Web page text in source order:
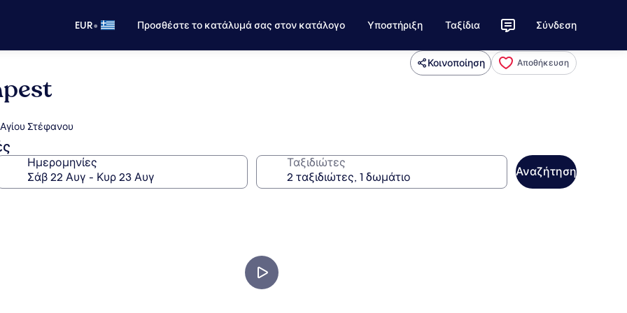
EUR• Προσθέστε το κατάλυμά σας στον κατάλογο Υποστήριξη Ταξίδια Σύνδεση
Κοινοποίηση Αποθήκευση
Στέφανου
Ημερομηνίες Ταξιδιώτες
Αναζήτηση